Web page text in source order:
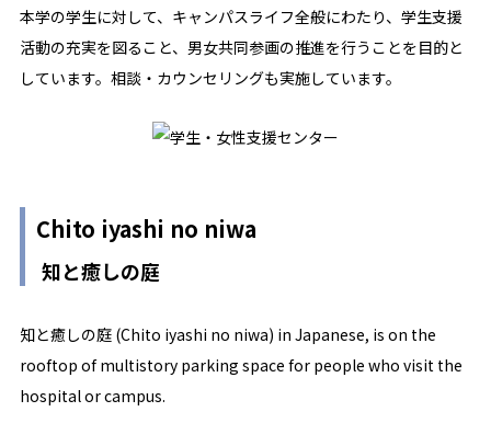
本学の学生に対して、キャンパスライフ全般にわたり、学生支援
活動の充実を図ること、男女共同参画の推進を行うことを目的と
しています。相談・カウンセリングも実施しています。
Chito iyashi no niwa
知と癒しの庭
知と癒しの庭 (Chito iyashi no niwa) in Japanese, is on the
rooftop of multistory parking space for people who visit the
hospital or campus.